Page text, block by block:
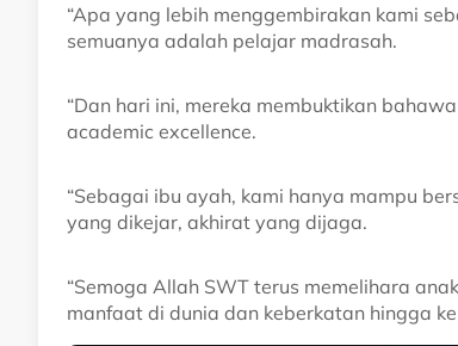
“Apa yang lebih menggembirakan kami
semuanya adalah pelajar madrasah.
“Dan hari ini, mereka membuktikan
academic excellence.
“Sebagai ibu ayah, kami hanya mampu
yang dikejar, akhirat yang dijaga.
“Semoga Allah SWT terus memelihara
manfaat di dunia dan keberkatan hingga